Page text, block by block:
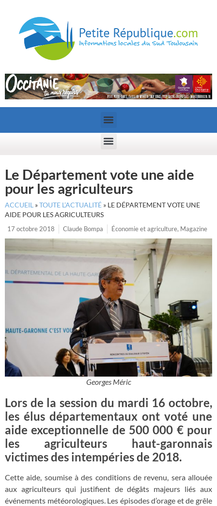
Le Département vote une aide
pour les agriculteurs
ACCUEIL »TOUTE L’ACTUALITÉ » LE DÉPARTEMENT VOTE UNE
AIDE POUR LES AGRICULTEURS
17 octobre 2018
Claude Bompa Économie et agriculture, Magazine
Georges Méric
Lors de la session du mardi 16 octobre,
les élus départementaux ont voté une
aide exceptionnelle de 500 000 € pour
les agriculteurs haut-garonnais
victimes des intempéries de 2018.
Cette aide, soumise à des conditions de revenu, sera allouée
aux agriculteurs qui justifient de dégâts majeurs liés aux
événements météorologiques. Les épisodes d’orage et de grêle